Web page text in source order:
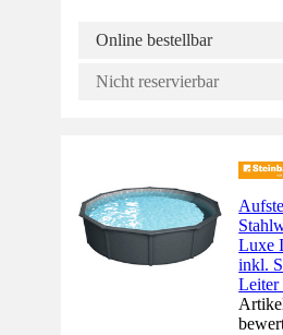
Online bestellbar
Nicht reservierbar
Luxe
inkl.
Leiter